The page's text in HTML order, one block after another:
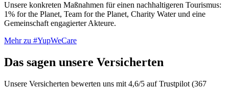
Unsere konkreten Maßnahmen für einen nachhaltigeren Tourismus:
1% for the Planet, Team for the Planet, Charity Water und eine
Gemeinschaft engagierter Akteure.
Mehr zu #YupWeCare
Das sagen unsere Versicherten
Unsere Versicherten bewerten uns mit 4,6/5 auf Trustpilot (367